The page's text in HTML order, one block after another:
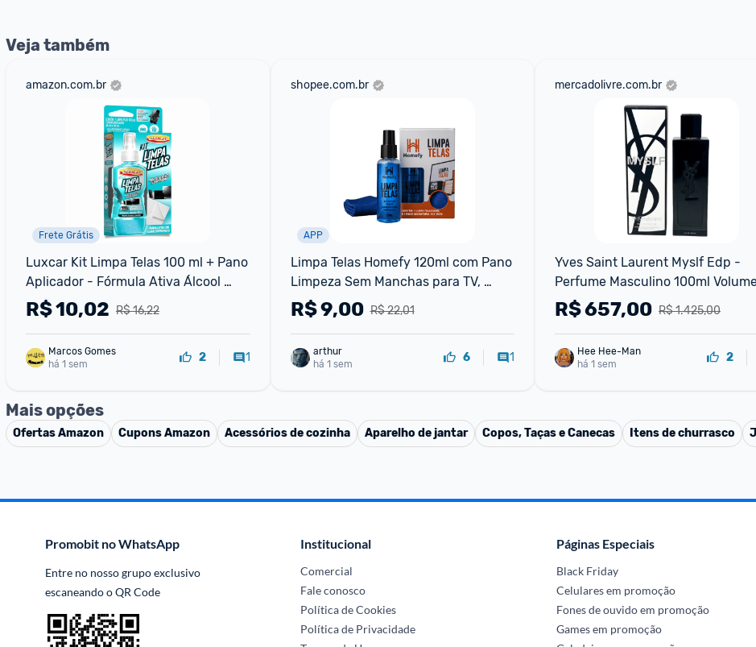
Veja também
amazon.com.br
Frete Grátis
Luxcar Kit Limpa Telas 100 ml + Pano
Aplicador - Fórmula Ativa Álcool
Isopropílico
R$ 16,22
R$10,02
Marcos Gomes
há 1 sem
2 1
shopee.com.br
APP
Limpa Telas Homefy 120ml com Pano
Limpeza Sem Manchas para TV,
Notebook e Celular Anti-estático
R$ 22,01
R$9,00
arthur
há 1 sem
6 1
mercadolivre.com.br
Yves Saint Laurent Myslf Edp -
Perfume Masculino 100ml
unidade 100 mL.
R$ 1.425,00
R$657,00
Hee Hee-Man
há 1 sem
2
Mais opções
OfertasAmazon CuponsAmazon Acessórios de cozinha Aparelho de jantar Copos, Taças e Canecas Itens de churrasco
Promobit no WhatsApp
Entre no nosso grupo exclusivo
escaneando o QR Code
Institucional
Comercial
Fale conosco
Política de Cookies
Política de Privacidade
Páginas Especiais
Black Friday
Celulares em promoção
Fones de ouvido em promoção
Games em promoção